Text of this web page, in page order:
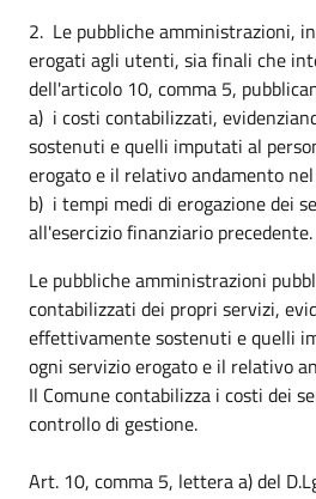
2. Le pubbliche amministrazioni,
erogati agli utenti, sia finali che
dell'articolo 10, comma 5,
a) i costi contabilizzati,
sostenuti e quelli imputati al
erogato e il relativo andamento
b) i tempi medi di erogazione dei
all'esercizio finanziario precedente.
Le pubbliche amministrazioni
contabilizzati dei propri servizi,
effettivamente sostenuti e quelli
ogni servizio erogato e il relativo
Il Comune contabilizza i costi dei
controllo di gestione.
Art. 10, comma 5, lettera a) del